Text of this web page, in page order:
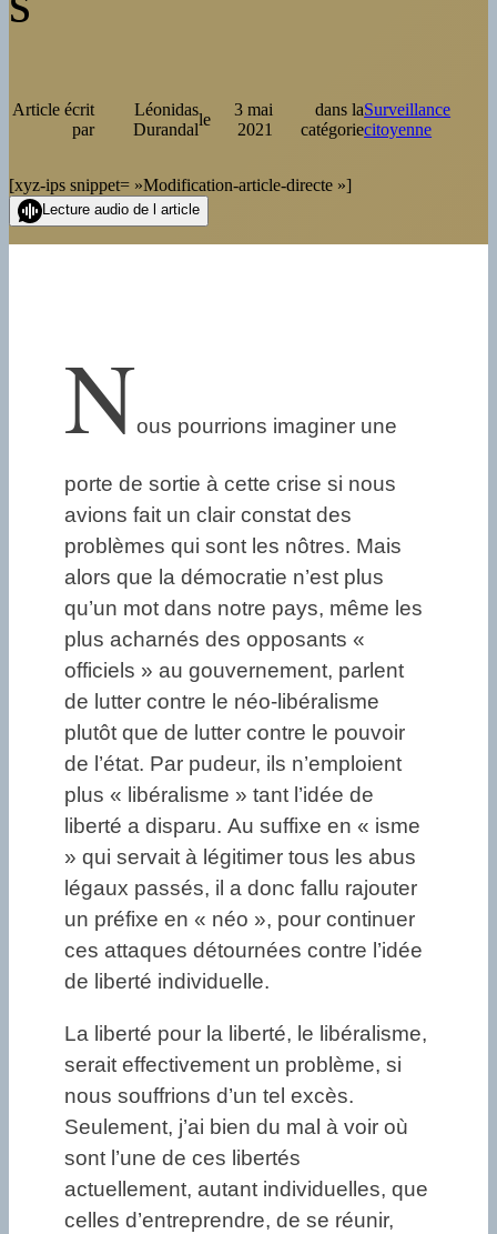
Article écrit
par
Léonidas
Durandal
le
3 mai
2021
dans la
catégorie
Surveillance
citoyenne
[xyz-ips snippet= »Modification-article-directe »]
Lecture audio de l article
Nous pourrions imaginer une
porte de sortie à cette crise si nous
avions fait un clair constat des
problèmes qui sont les nôtres. Mais
alors que la démocratie n’est plus
qu’un mot dans notre pays, même les
plus acharnés des opposants «
officiels » au gouvernement, parlent
de lutter contre le néo-libéralisme
plutôt que de lutter contre le pouvoir
de l’état. Par pudeur, ils n’emploient
plus « libéralisme » tant l’idée de
liberté a disparu. Au suffixe en « isme
» qui servait à légitimer tous les abus
légaux passés, il a donc fallu rajouter
un préfixe en « néo », pour continuer
ces attaques détournées contre l’idée
de liberté individuelle.
La liberté pour la liberté, le libéralisme,
serait effectivement un problème, si
nous souffrions d’un tel excès.
Seulement, j’ai bien du mal à voir où
sont l’une de ces libertés
actuellement, autant individuelles, que
celles d’entreprendre, de se réunir,